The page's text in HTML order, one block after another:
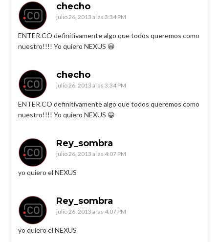
checho
julio 26, 2013 a las 3:34 PM
ENTER.CO definitivamente algo que todos queremos como
nuestro!!!! Yo quiero NEXUS 😀
checho
julio 26, 2013 a las 3:34 PM
ENTER.CO definitivamente algo que todos queremos como
nuestro!!!! Yo quiero NEXUS 😀
Rey_sombra
julio 26, 2013 a las 4:07 PM
yo quiero el NEXUS
Rey_sombra
julio 26, 2013 a las 4:07 PM
yo quiero el NEXUS